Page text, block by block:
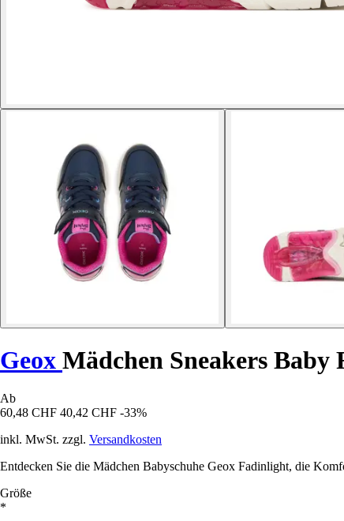
Geox Mädchen Sneakers
Ab
60,48 CHF 40,42 CHF -33%
inkl. MwSt. zzgl. Versandkosten
Entdecken Sie die Mädchen Babyschuhe Geox Fadinlight, die
Größe
*